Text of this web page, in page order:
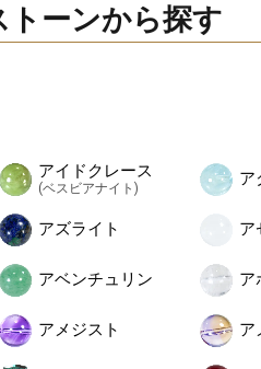
ーンから探す
アイドクレース
(ベスビアナイト) ア
アズライト ア
アベンチュリン ア
アメジスト ア